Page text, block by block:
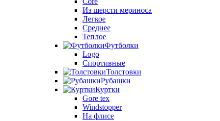
Из шерсти мериноса
Легкое
Среднее
Теплое
Футболки
Logo
Спортивные
Толстовки
Рубашки
Куртки
Gore tex
Windstopper
На флисе